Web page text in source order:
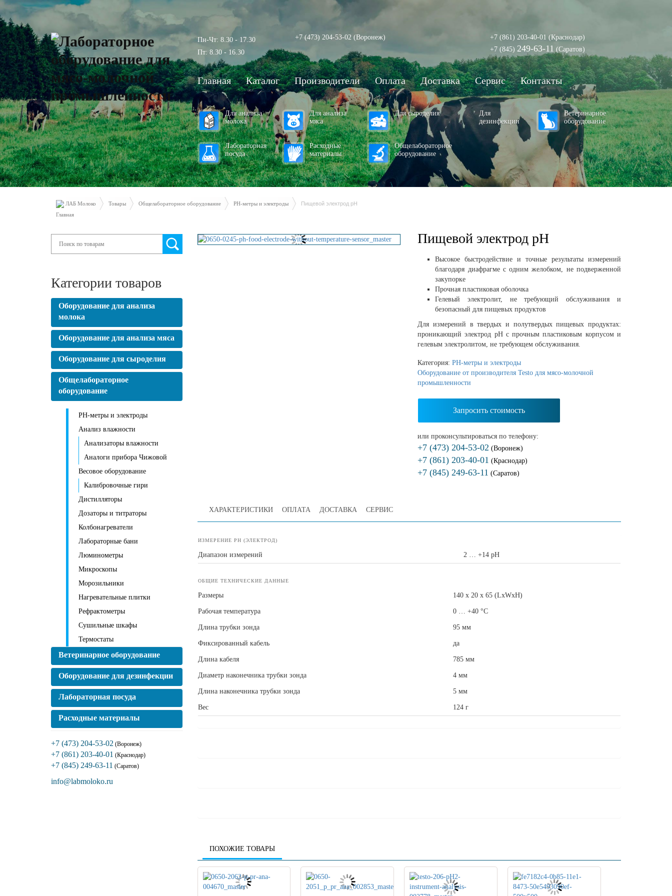
Пн-Чт: 8.30 - 17.30
Пт: 8.30 - 16.30
+7 (473) 204-53-02 (Воронеж) +7 (861) 203-40-01 (Краснодар)
+7 (845) 249-63-11 (Саратов)
Главная Каталог Производители Оплата Доставка Сервис Контакты
Для анализа
молока
Для анализа
мяса
Для сыроделия
Для
дезинфекции
Ветеринарное
оборудование
Лабораторная
посуда
Расходные
материалы
Общелабораторное
оборудование
ЛАБ Молоко Товары Общелабораторное оборудование PH-метры и электроды Пищевой электрод pH
Пищевой электрод pH
Высокое быстродействие и точные результаты измерений
благодаря диафрагме с одним желобком, не подверженной
закупорке
Прочная пластиковая оболочка
Гелевый электролит, не требующий обслуживания и
безопасный для пищевых продуктов
Для измерений в твердых и полутвердых пищевых продуктах:
проникающий электрод pH с прочным пластиковым корпусом и
гелевым электролитом, не требующем обслуживания.
Категория:PH-метры и электроды
Оборудование от производителя Testo для мясо-молочной
промышленности
Запросить стоимость
или проконсультироваться по телефону:
+7 (473) 204-53-02 (Воронеж)
+7 (861) 203-40-01 (Краснодар)
+7 (845) 249-63-11 (Саратов)
ХАРАКТЕРИСТИКИ ОПЛАТА ДОСТАВКА СЕРВИС
ИЗМЕРЕНИЕ PH (ЭЛЕКТРОД)
Диапазон измерений 2 … +14 pH
ОБЩИЕ ТЕХНИЧЕСКИЕ ДАННЫЕ
Размеры 140 x 20 x 65 (LxWxH)
Рабочая температура 0 … +40 °C
Длина трубки зонда 95 мм
Фиксированный кабель да
Длина кабеля 785 мм
Диаметр наконечника трубки зонда 4 мм
Длина наконечника трубки зонда 5 мм
Вес 124 г
ПОХОЖИЕ ТОВАРЫ
Категории товаров
Оборудование для анализа
молока
Оборудование для анализа мяса
Оборудование для сыроделия
Общелабораторное
оборудование
PH-метры и электроды
Анализ влажности
Анализаторы влажности
Аналоги прибора Чижовой
Весовое оборудование
Калибровочные гири
Дистилляторы
Дозаторы и титраторы
Колбонагреватели
Лабораторные бани
Люминометры
Микроскопы
Морозильники
Нагревательные плитки
Рефрактометры
Сушильные шкафы
Термостаты
Ветеринарное оборудование
Оборудование для дезинфекции
Лабораторная посуда
Расходные материалы
+7 (473) 204-53-02 (Воронеж)
+7 (861) 203-40-01 (Краснодар)
+7 (845) 249-63-11 (Саратов)
info@labmoloko.ru